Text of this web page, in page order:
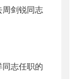
周剑锐同志
志任职的